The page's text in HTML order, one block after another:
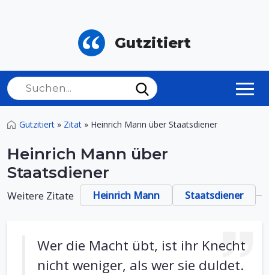
Gutzitiert
Gutzitiert » Zitat » Heinrich Mann über Staatsdiener
Heinrich Mann über
Staatsdiener
Weitere Zitate Heinrich Mann Staatsdiener
Wer die Macht übt, ist ihr Knecht
nicht weniger, als wer sie duldet.